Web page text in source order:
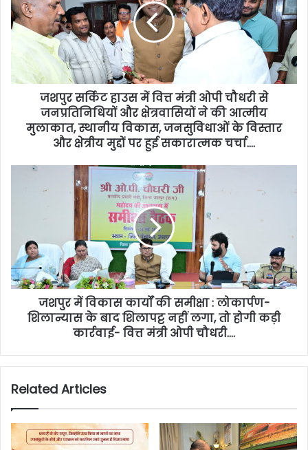
जशपुर सर्किट हाउस में वित्त मंत्री ओपी चौधरी से
जनप्रतिनिधियों और क्षेत्रवासियों ने की आत्मीय
मुलाकात, स्थानीय विकास, जनसुविधाओं के विस्तार
और क्षेत्रीय मुद्दों पर हुई सकारात्मक चर्चा….
जशपुर में विकास कार्यों की समीक्षा : लोकार्पण-
शिलान्यास के बाद शिलापट्ट नहीं लगा, तो होगी कड़ी
कार्रवाई- वित्त मंत्री ओपी चौधरी….
Related Articles